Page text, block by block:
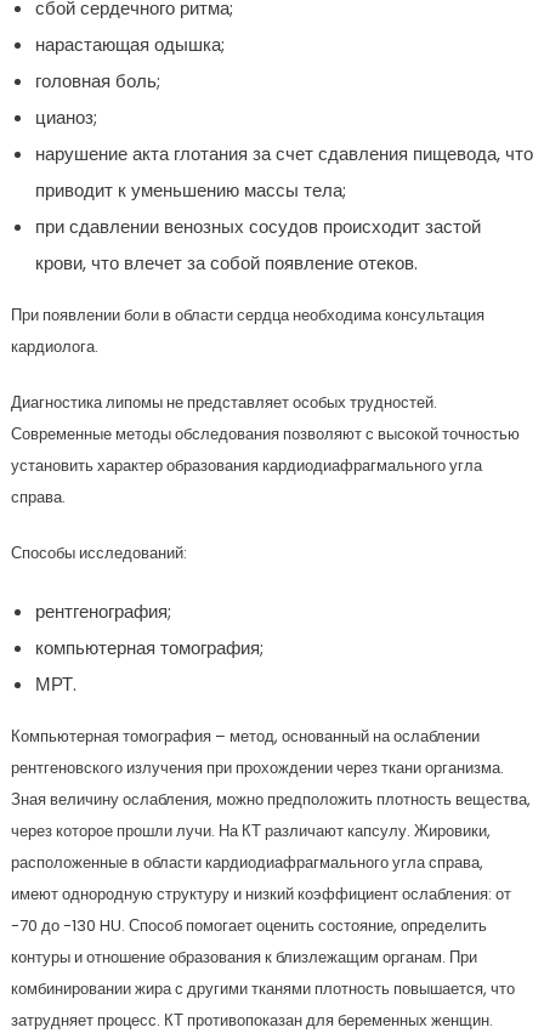
сбой сердечного ритма;
нарастающая одышка;
головная боль;
цианоз;
нарушение акта глотания за счет сдавления пищевода, что
приводит к уменьшению массы тела;
при сдавлении венозных сосудов происходит застой
крови, что влечет за собой появление отеков.
При появлении боли в области сердца необходима консультация
кардиолога.
Диагностика липомы не представляет особых трудностей.
Современные методы обследования позволяют с высокой точностью
установить характер образования кардиодиафрагмального угла
справа.
Способы исследований:
рентгенография;
компьютерная томография;
МРТ.
Компьютерная томография – метод, основанный на ослаблении
рентгеновского излучения при прохождении через ткани организма.
Зная величину ослабления, можно предположить плотность вещества,
через которое прошли лучи. На КТ различают капсулу. Жировики,
расположенные в области кардиодиафрагмального угла справа,
имеют однородную структуру и низкий коэффициент ослабления: от
-70 до -130 HU. Способ помогает оценить состояние, определить
контуры и отношение образования к близлежащим органам. При
комбинировании жира с другими тканями плотность повышается, что
затрудняет процесс. КТ противопоказан для беременных женщин.